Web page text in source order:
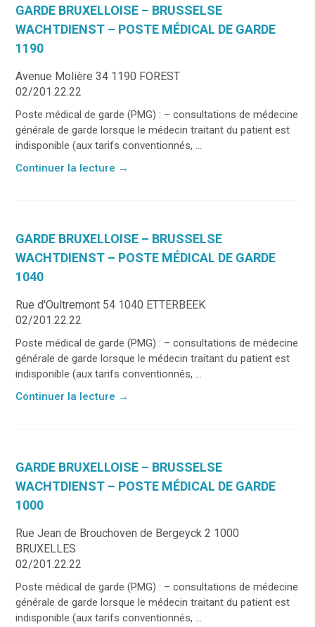
GARDE BRUXELLOISE – BRUSSELSE
WACHTDIENST – POSTE MÉDICAL DE GARDE
1190
Avenue Molière 34 1190 FOREST
02/201.22.22
Poste médical de garde (PMG) : – consultations de médecine
générale de garde lorsque le médecin traitant du patient est
indisponible (aux tarifs conventionnés, ...
Continuer la lecture →
GARDE BRUXELLOISE – BRUSSELSE
WACHTDIENST – POSTE MÉDICAL DE GARDE
1040
Rue d'Oultremont 54 1040 ETTERBEEK
02/201.22.22
Poste médical de garde (PMG) : – consultations de médecine
générale de garde lorsque le médecin traitant du patient est
indisponible (aux tarifs conventionnés, ...
Continuer la lecture →
GARDE BRUXELLOISE – BRUSSELSE
WACHTDIENST – POSTE MÉDICAL DE GARDE
1000
Rue Jean de Brouchoven de Bergeyck 2 1000
BRUXELLES
02/201.22.22
Poste médical de garde (PMG) : – consultations de médecine
générale de garde lorsque le médecin traitant du patient est
indisponible (aux tarifs conventionnés, ...